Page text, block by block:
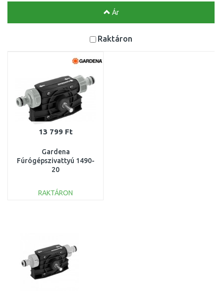
Ár
Raktáron
13 799 Ft
Gardena
Fúrógépszivattyú 1490-
20
RAKTÁRON